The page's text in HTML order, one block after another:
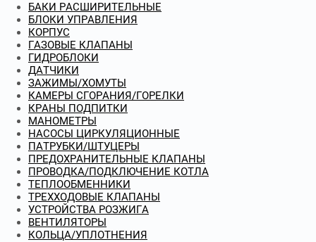
БАКИ РАСШИРИТЕЛЬНЫЕ
БЛОКИ УПРАВЛЕНИЯ
КОРПУС
ГАЗОВЫЕ КЛАПАНЫ
ГИДРОБЛОКИ
ДАТЧИКИ
ЗАЖИМЫ/ХОМУТЫ
КАМЕРЫ СГОРАНИЯ/ГОРЕЛКИ
КРАНЫ ПОДПИТКИ
МАНОМЕТРЫ
НАСОСЫ ЦИРКУЛЯЦИОННЫЕ
ПАТРУБКИ/ШТУЦЕРЫ
ПРЕДОХРАНИТЕЛЬНЫЕ КЛАПАНЫ
ПРОВОДКА/ПОДКЛЮЧЕНИЕ КОТЛА
ТЕПЛООБМЕННИКИ
ТРЕХХОДОВЫЕ КЛАПАНЫ
УСТРОЙСТВА РОЗЖИГА
ВЕНТИЛЯТОРЫ
КОЛЬЦА/УПЛОТНЕНИЯ